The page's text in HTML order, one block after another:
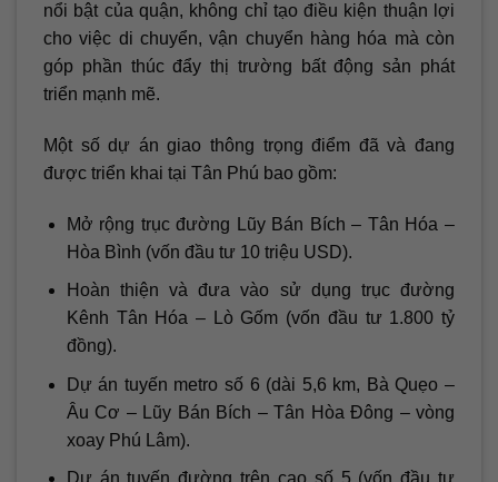
nổi bật của quận, không chỉ tạo điều kiện thuận lợi
cho việc di chuyển, vận chuyển hàng hóa mà còn
góp phần thúc đẩy thị trường bất động sản phát
triển mạnh mẽ.
Một số dự án giao thông trọng điểm đã và đang
được triển khai tại Tân Phú bao gồm:
Mở rộng trục đường Lũy Bán Bích – Tân Hóa –
Hòa Bình (vốn đầu tư 10 triệu USD).
Hoàn thiện và đưa vào sử dụng trục đường
Kênh Tân Hóa – Lò Gốm (vốn đầu tư 1.800 tỷ
đồng).
Dự án tuyến metro số 6 (dài 5,6 km, Bà Quẹo –
Âu Cơ – Lũy Bán Bích – Tân Hòa Đông – vòng
xoay Phú Lâm).